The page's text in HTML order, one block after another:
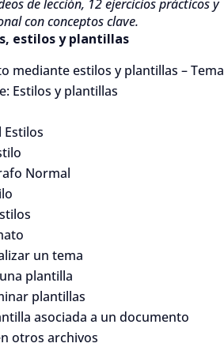
de lección, 12 ejercicios prácticos y
con conceptos clave.
estilos y plantillas
mediante estilos y plantillas – Tema
Estilos y plantillas
Estilos
Normal
un tema
plantilla
plantillas
asociada a un documento
otros archivos